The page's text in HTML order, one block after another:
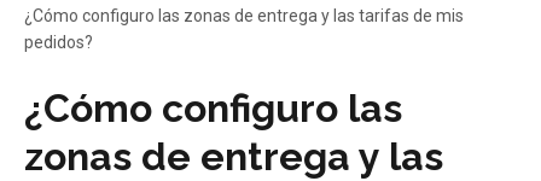
¿Cómo configuro las zonas de entrega y las tarifas de mis
pedidos?
¿Cómo configuro las
zonas de entrega y las